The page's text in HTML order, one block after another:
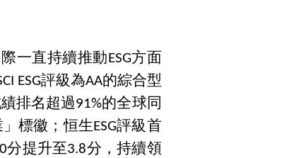
一直持續推動ESG方面
ESG評級為AA的綜合型
績排名超過91%的全球同
標徽；恒生ESG評級首
分提升至3.8分，持續領